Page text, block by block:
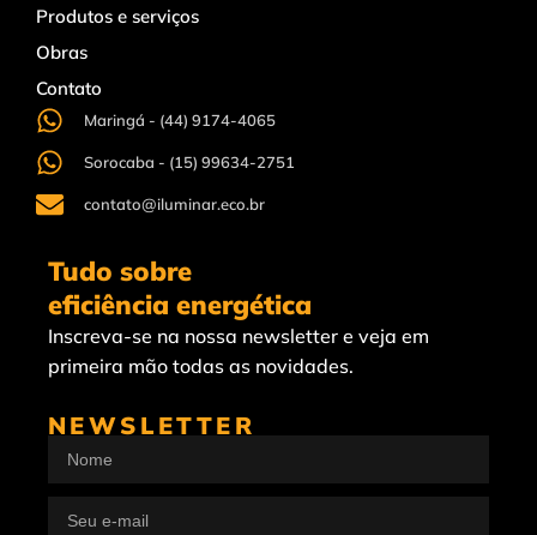
Produtos e serviços
Obras
Contato
Maringá - (44) 9174-4065
Sorocaba - (15) 99634-2751
contato@iluminar.eco.br
Tudo sobre
eficiência energética
Inscreva-se na nossa newsletter e veja em
primeira mão todas as novidades.
NEWSLETTER